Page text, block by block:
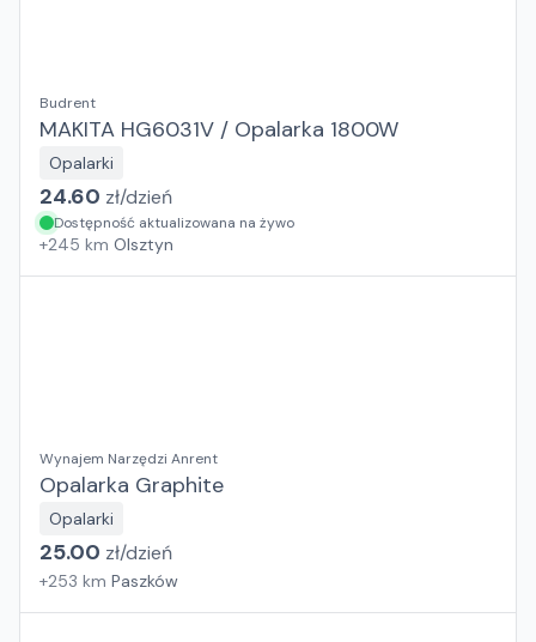
Budrent
MAKITA HG6031V / Opalarka 1800W
Opalarki
24.60 zł/dzień
Dostępność aktualizowana na żywo
+245 km Olsztyn
Wynajem Narzędzi Anrent
Opalarka Graphite
Opalarki
25.00 zł/dzień
+253 km Paszków